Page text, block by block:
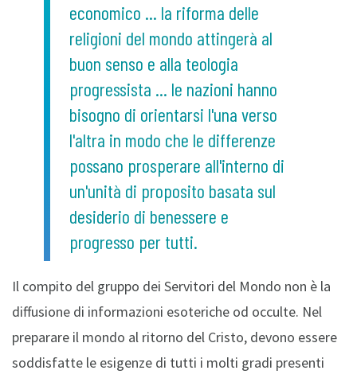
economico ... la riforma delle
religioni del mondo attingerà al
buon senso e alla teologia
progressista ... le nazioni hanno
bisogno di orientarsi l'una verso
l'altra in modo che le differenze
possano prosperare all'interno di
un'unità di proposito basata sul
desiderio di benessere e
progresso per tutti.
Il compito del gruppo dei Servitori del Mondo non è la
diffusione di informazioni esoteriche od occulte. Nel
preparare il mondo al ritorno del Cristo, devono essere
soddisfatte le esigenze di tutti i molti gradi presenti